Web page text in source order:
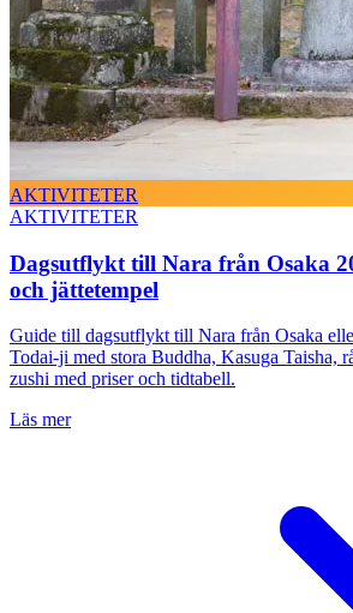
AKTIVITETER
AKTIVITETER
Dagsutflykt till Nara från Osaka
och jättetempel
Guide till dagsutflykt till Nara från Osaka
Todai-ji med stora Buddha, Kasuga Taisha,
zushi med priser och tidtabell.
Läs mer